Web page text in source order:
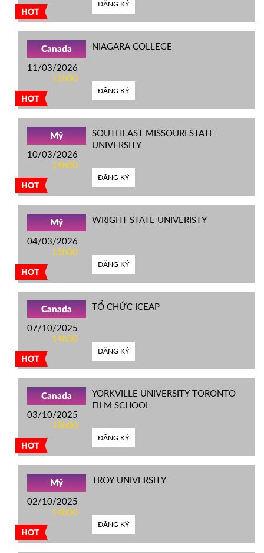
HOT
ĐĂNG KÝ
HOT
Canada
11/03/2026
11h00
NIAGARA COLLEGE
ĐĂNG KÝ
HOT
Mỹ
10/03/2026
14h00
SOUTHEAST MISSOURI STATE
UNIVERSITY
ĐĂNG KÝ
HOT
Mỹ
04/03/2026
15h00
WRIGHT STATE UNIVERISTY
ĐĂNG KÝ
HOT
Canada
07/10/2025
14h30
TỔ CHỨC ICEAP
ĐĂNG KÝ
HOT
Canada
03/10/2025
10h00
YORKVILLE UNIVERSITY TORONTO
FILM SCHOOL
ĐĂNG KÝ
HOT
Mỹ
02/10/2025
14h00
TROY UNIVERSITY
ĐĂNG KÝ